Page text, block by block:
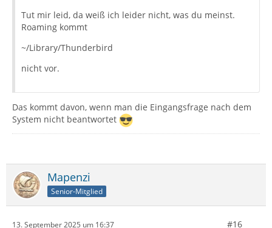
Tut mir leid, da weiß ich leider nicht, was du meinst.
Roaming kommt
~/Library/Thunderbird
nicht vor.
Das kommt davon, wenn man die Eingangsfrage nach dem
System nicht beantwortet
Mapenzi
Senior-Mitglied
13. September 2025 um 16:37 #16